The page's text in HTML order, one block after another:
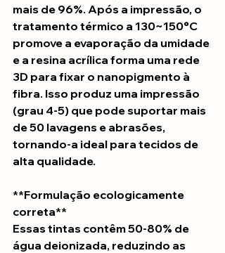
mais de 96%. Após a impressão, o
tratamento térmico a 130~150°C
promove a evaporação da umidade
e a resina acrílica forma uma rede
3D para fixar o nanopigmento à
fibra. Isso produz uma impressão
(grau 4-5) que pode suportar mais
de 50 lavagens e abrasões,
tornando-a ideal para tecidos de
alta qualidade.
**Formulação ecologicamente
correta**
Essas tintas contêm 50-80% de
água deionizada, reduzindo as